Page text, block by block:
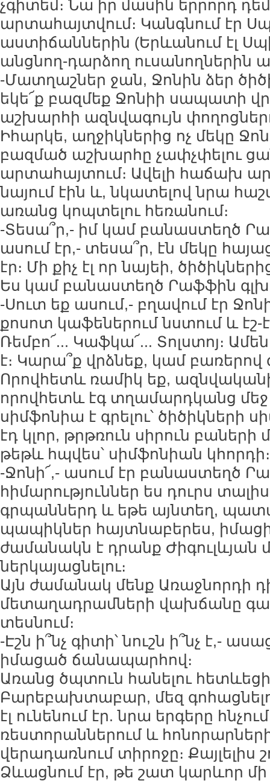
չգիտեմ։ Նա իր մասին երրորդ
արտահայտվում։ Կանգնում էր
աստիճաններին (Երևանում էլ
անցնող-դարձող ուսանողներին
-Մատղաշներ ջան, Ջոնին ձեր
եկե՜ք բազմեք Ջոնիի սապատի
աշխարհի ազնվագույն
Իհարկե, աղջիկներից ոչ մեկը
բազմած աշխարհը չափչփելու
արտահայտում։ Ավելի հաճախ
նայում էին և, նկատելով նրա
առանց կոպտելու հեռանում։
-Տեսա՞ր,- իմ կամ բանաստեղծ
ասում էր,- տեսա՞ր, էն մեկը
էր։ Մի քիչ էլ որ նայեի,
Ես կամ բանաստեղծ Րաֆֆին
-Սուտ եք ասում,- բղավում էր
քոսոտ կաֆեներում նստում և էշ-
Ռեմբո՜... Կաֆկա՜... Տոլստոյ։
է։ Կարա՞ք վրձնեք, կամ բառերով
Որովհետև ռամիկ եք, ազնվականի
որովհետև էգ տղամարդկանց մեջ
սիմֆոնիա է գրելու՝ ծիծիկների
էդ կլոր, թրթռուն սիրուն բաների
թեթև հպվես՝ սիմֆոնիան կհորդի։
-Ջոնի՜,- ասում էր բանաստեղծ
հիմարություններ ես դուրս
գրպաններդ և եթե այնտեղ,
պապիկներ հայտնաբերես,
ժամանակն է դրանք Ժիգուլևյան
ներկայացնելու։
Այն ժամանակ մենք Առաջնորդի
մետաղադրամների վախճանը
տեսնում։
-Էշն ի՞նչ գիտի՝ նուշն ի՞նչ է,-
իմացած ճանապարհով։
Առանց ծպտուն հանելու
Բարեբախտաբար, մեզ
էլ ունենում էր. նրա երգերը
ռեստորաններում և
վերադառնում տիրոջը։ Քայլելիս
Ձևացնում էր, թե շատ կարևոր մի